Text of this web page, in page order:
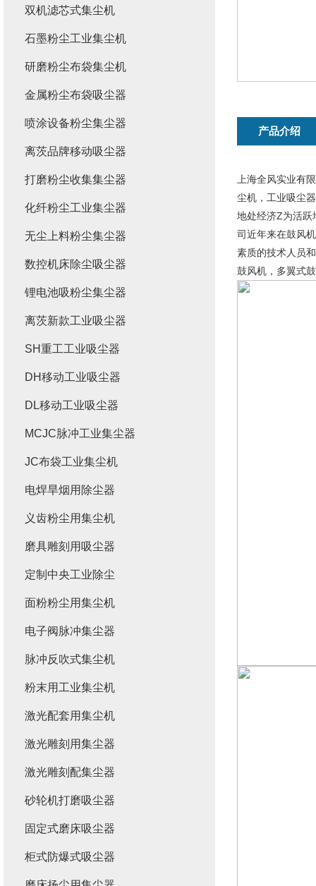
产品介绍
上海全风实业有
尘机，工业吸尘
地处经济Z为活跃
司近年来在鼓风
素质的技术人员
鼓风机，多翼式
双机滤芯式集尘机
石墨粉尘工业集尘机
研磨粉尘布袋集尘机
金属粉尘布袋吸尘器
喷涂设备粉尘集尘器
离茨品牌移动吸尘器
打磨粉尘收集集尘器
化纤粉尘工业集尘器
无尘上料粉尘集尘器
数控机床除尘吸尘器
锂电池吸粉尘集尘器
离茨新款工业吸尘器
SH重工工业吸尘器
DH移动工业吸尘器
DL移动工业吸尘器
MCJC脉冲工业集尘器
JC布袋工业集尘机
电焊旱烟用除尘器
义齿粉尘用集尘机
磨具雕刻用吸尘器
定制中央工业除尘
面粉粉尘用集尘机
电子阀脉冲集尘器
脉冲反吹式集尘机
粉末用工业集尘机
激光配套用集尘机
激光雕刻用集尘器
激光雕刻配集尘器
砂轮机打磨吸尘器
固定式磨床吸尘器
柜式防爆式吸尘器